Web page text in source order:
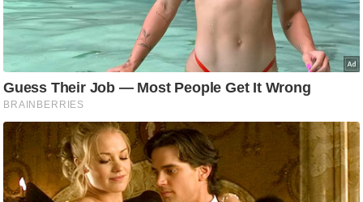
स्टा
ल
टे
क्नॉ
लॉ
जी
ब्यू
टी